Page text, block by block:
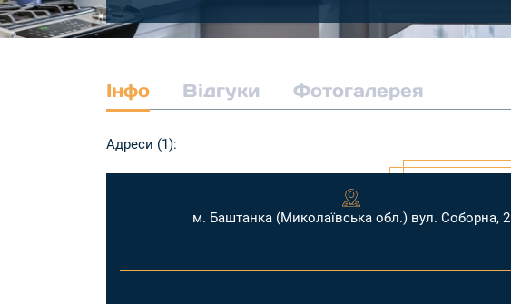
Інфо Відгуки Фотогалерея
Адреси (1):
м. Баштанка (Миколаївська обл.) вул. Соборна, 2